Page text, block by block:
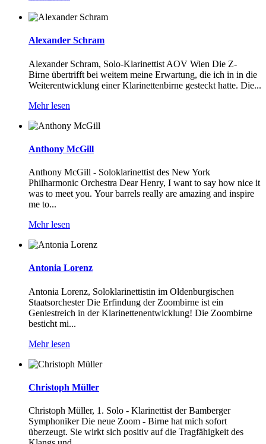
Alexander Schram
Alexander Schram, Solo-Klarinettist AOV Wien Die Z-
Birne übertrifft bei weitem meine Erwartung, die ich in in die
Weiterentwicklung einer Klarinettenbirne gesteckt hatte. Die...
Mehr lesen
Anthony McGill
Anthony McGill - Soloklarinettist des New York
Philharmonic Orchestra Dear Henry, I want to say how nice it
was to meet you. Your barrels really are amazing and inspire
me to...
Mehr lesen
Antonia Lorenz
Antonia Lorenz, Soloklarinettistin im Oldenburgischen
Staatsorchester Die Erfindung der Zoombirne ist ein
Geniestreich in der Klarinettenentwicklung! Die Zoombirne
besticht mi...
Mehr lesen
Christoph Müller
Christoph Müller, 1. Solo - Klarinettist der Bamberger
Symphoniker Die neue Zoom - Birne hat mich sofort
überzeugt. Sie wirkt sich positiv auf die Tragfähigkeit des